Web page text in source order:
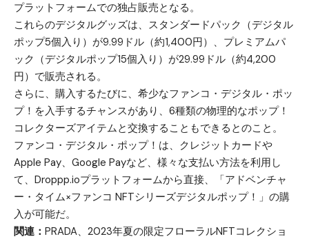
プラットフォームでの独占販売となる。
これらのデジタルグッズは、スタンダードパック（デジタル
ポップ5個入り）が9.99ドル（約1,400円）、プレミアムパ
ック（デジタルポップ15個入り）が29.99ドル（約4,200
円）で販売される。
さらに、購入するたびに、希少なファンコ・デジタル・ポッ
プ！を入手するチャンスがあり、6種類の物理的なポップ！
コレクターズアイテムと交換することもできるとのこと。
ファンコ・デジタル・ポップ！は、クレジットカードや
Apple Pay、Google Payなど、様々な支払い方法を利用し
て、Droppp.ioプラットフォームから直接、「アドベンチャ
ー・タイム×ファンコ NFTシリーズデジタルポップ！」の購
入が可能だ。
関連： PRADA、2023年夏の限定フローラルNFTコレクショ